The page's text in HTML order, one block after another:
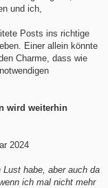
und ich,
Posts ins richtige
Einer allein könnte
Charme, dass wie
wird weiterhin
2024
habe, aber auch da
ich mal nicht mehr